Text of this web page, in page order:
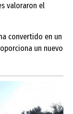
valoraron el
convertido en un
un nuevo